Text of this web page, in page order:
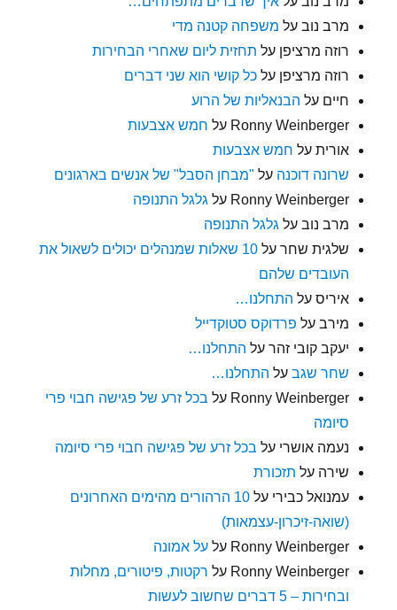
מרב נוב על משפחה קטנה מדי
רוזה מרציפן על תחזית ליום שאחרי הבחירות
רוזה מרציפן עלכל קושי הוא שני דברים
חיים על הבנאליות של הרוע
Ronny Weinberger על חמש אצבעות
אורית על חמש אצבעות
שרונה דוכנה על "מבחן הסבל" של אנשים בארגונים
Ronny Weinberger על גלגל התנופה
מרב נוב על גלגל התנופה
שלגית שחר על
10 שאלות שמנהלים יכולים לשאול את
העובדים שלהם
איריס על התחלנו…
מירב על פרדוקס סטוקדייל
יעקב קובי זהר על התחלנו…
שחר שגב על התחלנו…
Ronny Weinberger על בכל זרע של פגישה חבוי פרי
סיומה
נעמה אושרי על בכל זרע של פגישה חבוי פרי סיומה
שירה על תזכורת
עמנואל כבירי על
10 הרהורים מהימים האחרונים
(שואה-זיכרון-עצמאות)
Ronny Weinberger עלעל אמונה
Ronny Weinberger על רקטות, פיטורים, מחלות
ובחירות – 5 דברים שחשוב לעשות